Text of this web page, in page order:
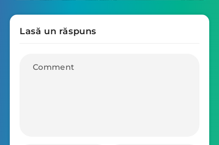
Lasă un răspuns